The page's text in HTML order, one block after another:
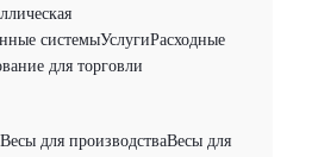
системыУслугиРасходные
для торговли
Весы для производстваВесы для